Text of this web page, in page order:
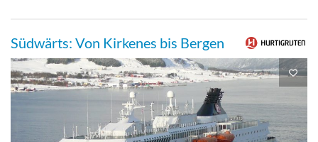
Südwärts: Von Kirkenes bis Bergen